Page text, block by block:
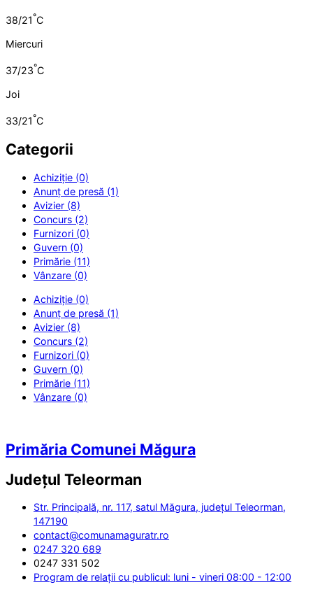
38/21°C
Miercuri
37/23°C
Joi
33/21°C
Categorii
Achiziție (0)
Anunț de presă (1)
Avizier (8)
Concurs (2)
Furnizori (0)
Guvern (0)
Primărie (11)
Vânzare (0)
Achiziție (0)
Anunț de presă (1)
Avizier (8)
Concurs (2)
Furnizori (0)
Guvern (0)
Primărie (11)
Vânzare (0)
Primăria Comunei Măgura
Județul Teleorman
Str. Principală, nr. 117, satul Măgura, județul Teleorman,
147190
contact@comunamaguratr.ro
0247 320 689
0247 331 502
Program de relații cu publicul: luni - vineri 08:00 - 12:00